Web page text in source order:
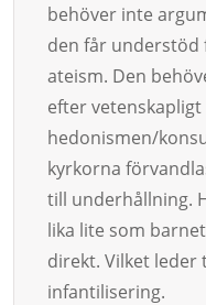
behöver inte
den får understöd
ateism. Den
efter
hedonismen/
kyrkorna
till underhållning.
lika lite som
direkt. Vilket leder
infantilisering.